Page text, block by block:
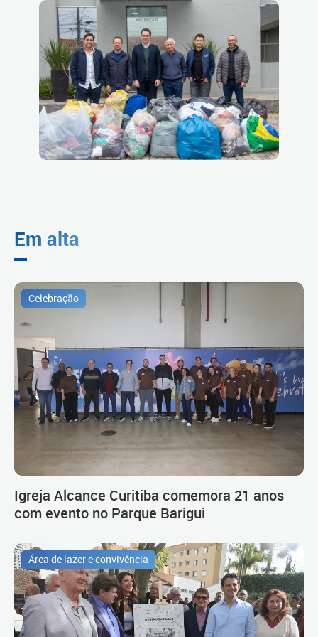
Em alta
Celebração
Igreja Alcance Curitiba comemora 21 anos
com evento no Parque Barigui
Área de lazer e convivência